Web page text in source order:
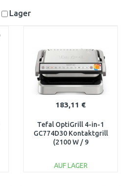
Lager
183,11 €
Tefal OptiGrill 4-in-1
GC774D30 Kontaktgrill
(2100 W / 9
AUF LAGER